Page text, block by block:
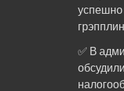
успешно
✅ В